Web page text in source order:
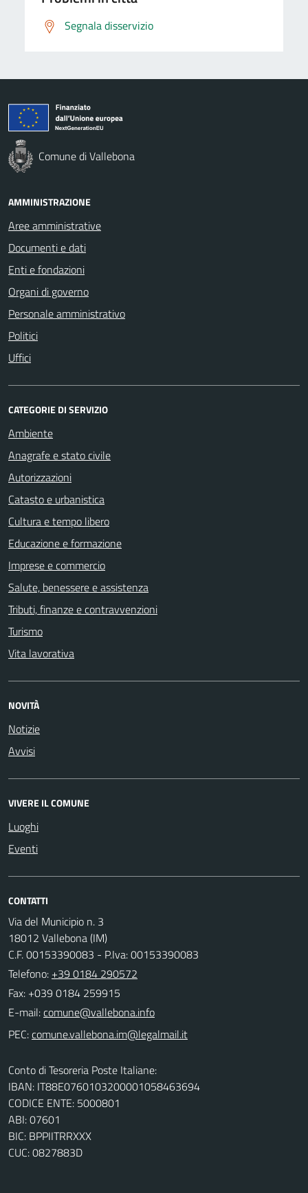
Segnala disservizio
Comune di Vallebona
AMMINISTRAZIONE
Aree amministrative
Documenti e dati
Enti e fondazioni
Organi di governo
Personale amministrativo
Politici
Uffici
CATEGORIE DI SERVIZIO
Ambiente
Anagrafe e stato civile
Autorizzazioni
Catasto e urbanistica
Cultura e tempo libero
Educazione e formazione
Imprese e commercio
Salute, benessere e assistenza
Tributi, finanze e contravvenzioni
Turismo
Vita lavorativa
NOVITÀ
Notizie
Avvisi
VIVERE IL COMUNE
Luoghi
Eventi
CONTATTI
Via del Municipio n. 3
18012 Vallebona (IM)
C.F. 00153390083 - P.Iva: 00153390083
Telefono: +39 0184 290572
Fax: +039 0184 259915
E-mail:
PEC:
Conto di Tesoreria Poste Italiane:
IBAN: IT88E0760103200001058463694
CODICE ENTE: 5000801
ABI: 07601
BIC: BPPIITRRXXX
CUC: 0827883D